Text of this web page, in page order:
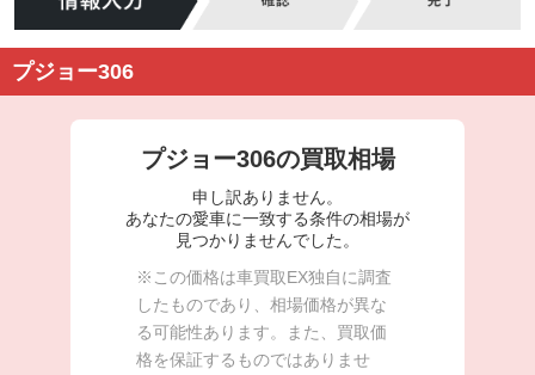
プジョー306
プジョー306の買取相場
申し訳ありません。
あなたの愛車に一致する条件の相場が
見つかりませんでした。
※この価格は車買取EX独自に調査
したものであり、相場価格が異な
る可能性あります。また、買取価
格を保証するものではありませ